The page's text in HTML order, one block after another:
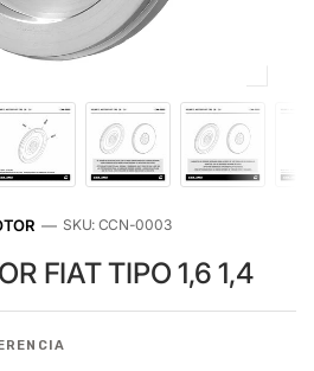
— SKU: CCN-0003
FIAT TIPO 1,6 1,4